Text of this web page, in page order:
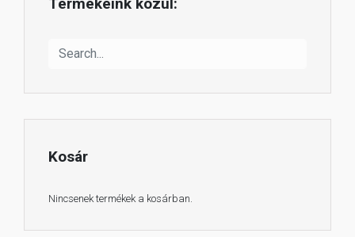
Termékeink közül:
Kosár
Nincsenek termékek a kosárban.